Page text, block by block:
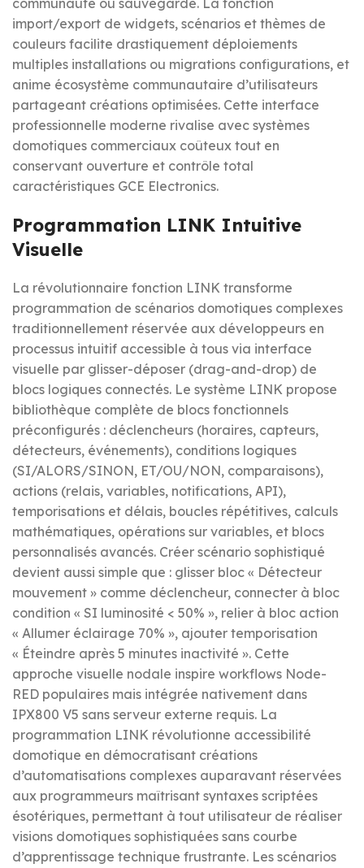
communauté ou sauvegarde. La fonction
import/export de widgets, scénarios et thèmes de
couleurs facilite drastiquement déploiements
multiples installations ou migrations configurations, et
anime écosystème communautaire d’utilisateurs
partageant créations optimisées. Cette interface
professionnelle moderne rivalise avec systèmes
domotiques commerciaux coûteux tout en
conservant ouverture et contrôle total
caractéristiques GCE Electronics.
Programmation LINK Intuitive
Visuelle
La révolutionnaire fonction LINK transforme
programmation de scénarios domotiques complexes
traditionnellement réservée aux développeurs en
processus intuitif accessible à tous via interface
visuelle par glisser-déposer (drag-and-drop) de
blocs logiques connectés. Le système LINK propose
bibliothèque complète de blocs fonctionnels
préconfigurés : déclencheurs (horaires, capteurs,
détecteurs, événements), conditions logiques
(SI/ALORS/SINON, ET/OU/NON, comparaisons),
actions (relais, variables, notifications, API),
temporisations et délais, boucles répétitives, calculs
mathématiques, opérations sur variables, et blocs
personnalisés avancés. Créer scénario sophistiqué
devient aussi simple que : glisser bloc « Détecteur
mouvement » comme déclencheur, connecter à bloc
condition « SI luminosité < 50% », relier à bloc action
« Allumer éclairage 70% », ajouter temporisation
« Éteindre après 5 minutes inactivité ». Cette
approche visuelle nodale inspire workflows Node-
RED populaires mais intégrée nativement dans
IPX800 V5 sans serveur externe requis. La
programmation LINK révolutionne accessibilité
domotique en démocratisant créations
d’automatisations complexes auparavant réservées
aux programmeurs maîtrisant syntaxes scriptées
ésotériques, permettant à tout utilisateur de réaliser
visions domotiques sophistiquées sans courbe
d’apprentissage technique frustrante. Les scénarios